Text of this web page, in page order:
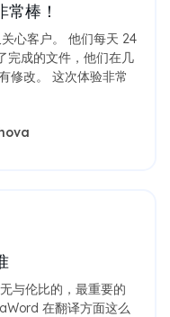
棒！
心客户。 他们每天 24
完成的文件，他们在几
修改。 这次体验非常
与伦比的，最重要的
在翻译方面这么